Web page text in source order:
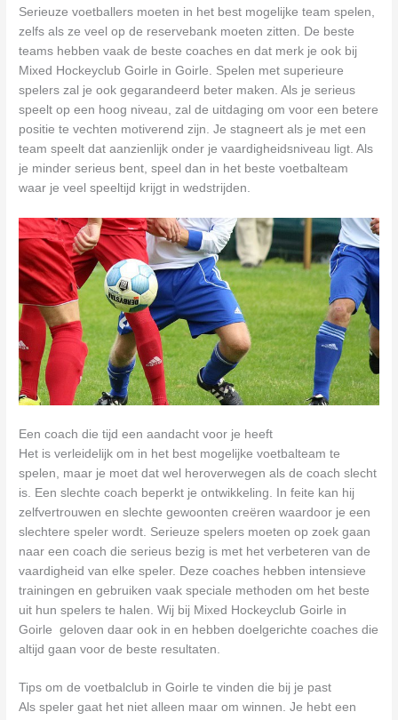
Serieuze voetballers moeten in het best mogelijke team spelen,
zelfs als ze veel op de reservebank moeten zitten. De beste
teams hebben vaak de beste coaches en dat merk je ook bij
Mixed Hockeyclub Goirle in Goirle. Spelen met superieure
spelers zal je ook gegarandeerd beter maken. Als je serieus
speelt op een hoog niveau, zal de uitdaging om voor een betere
positie te vechten motiverend zijn. Je stagneert als je met een
team speelt dat aanzienlijk onder je vaardigheidsniveau ligt. Als
je minder serieus bent, speel dan in het beste voetbalteam
waar je veel speeltijd krijgt in wedstrijden.
Een coach die tijd een aandacht voor je heeft
Het is verleidelijk om in het best mogelijke voetbalteam te
spelen, maar je moet dat wel heroverwegen als de coach slecht
is. Een slechte coach beperkt je ontwikkeling. In feite kan hij
zelfvertrouwen en slechte gewoonten creëren waardoor je een
slechtere speler wordt. Serieuze spelers moeten op zoek gaan
naar een coach die serieus bezig is met het verbeteren van de
vaardigheid van elke speler. Deze coaches hebben intensieve
trainingen en gebruiken vaak speciale methoden om het beste
uit hun spelers te halen. Wij bij Mixed Hockeyclub Goirle in
Goirle geloven daar ook in en hebben doelgerichte coaches die
altijd gaan voor de beste resultaten.
Tips om de voetbalclub in Goirle te vinden die bij je past
Als speler gaat het niet alleen maar om winnen. Je hebt een